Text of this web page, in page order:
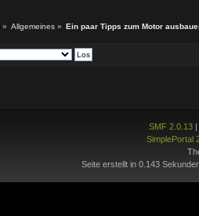
» Allgemeines » Ein paar Tipps zum Motor
SMF 2.0.13|
SimplePortal
Seite erstellt in 0.143